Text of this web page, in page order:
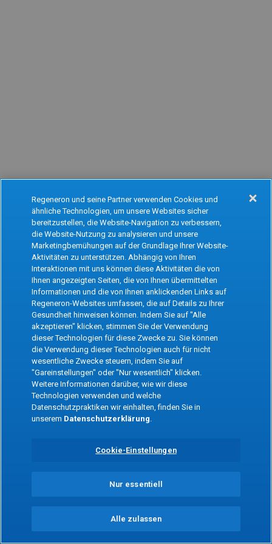
Oops!
Something went wrong. Please try refreshing
the app
Refresh
Regeneron und seine Partner verwenden Cookies und
ähnliche Technologien, um unsere Websites sicher
bereitzustellen, die Website-Navigation zu verbessern,
die Website-Nutzung zu analysieren und unsere
Marketingbemühungen auf der Grundlage Ihrer Website-
Aktivitäten zu unterstützen. Abhängig von Ihren
Interaktionen mit uns können diese Aktivitäten die von
Ihnen angezeigten Seiten, die von Ihnen übermittelten
Informationen und die von Ihnen anklickenden Links auf
Regeneron-Websites umfassen, die auf Details zu Ihrer
Gesundheit hinweisen können. Indem Sie auf "Alle
akzeptieren" klicken, stimmen Sie der Verwendung
dieser Technologien für diese Zwecke zu. Sie können
die Verwendung dieser Technologien auch für nicht
wesentliche Zwecke steuern, indem Sie auf
"Gareinstellungen" oder "Nur wesentlich" klicken.
Weitere Informationen darüber, wie wir diese
Technologien verwenden und welche
Datenschutzpraktiken wir einhalten, finden Sie in
unserem Datenschutzerklärung.
Cookie-Einstellungen
Nur essentiell
Alle zulassen